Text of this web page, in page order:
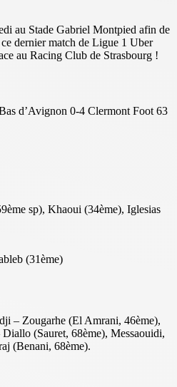
au Stade Gabriel Montpied afin de
dernier match de Ligue 1 Uber
au Racing Club de Strasbourg !
d’Avignon 0-4 Clermont Foot 63
sp), Khaoui (34ème), Iglesias
(31ème)
– Zougarhe (El Amrani, 46ème),
(Sauret, 68ème), Messaouidi,
(Benani, 68ème).